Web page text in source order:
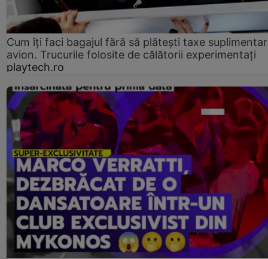
Cum îți faci bagajul fără să plătești taxe
avion. Trucurile folosite de călătorii experimentați
playtech.ro